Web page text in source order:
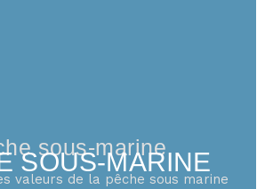
SOUS-MARINE
sous-marine
valeurs de la pêche sous marine